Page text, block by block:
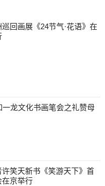
回画展《24节气·花语》在
一龙文化书画笔会之礼赞母
笑天新书《笑游天下》首
京举行